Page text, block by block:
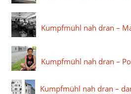
Kumpfmühl nah dran –
Kumpfmühl nah dran –
Kumpfmühl nah dran –